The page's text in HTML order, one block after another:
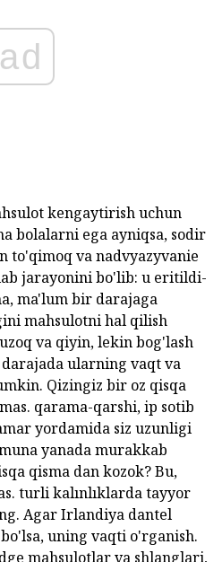
ad
kengaytirish uchun
bolalarni ega ayniqsa, sodir
to'qimoq va nadvyazyvanie
jarayonini bo'lib: u eritildi-
ma'lum bir darajaga
mahsulotni hal qilish
va qiyin, lekin bog'lash
ularning vaqt va
Qizingiz bir oz qisqa
qarama-qarshi, ip sotib
yordamida siz uzunligi
yanada murakkab
qisma dan kozok? Bu,
turli kalınlıklarda tayyor
Agar Irlandiya dantel
uning vaqti o'rganish.
mahsulotlar va shlanglari,